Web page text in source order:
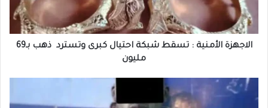
كبرى
وتسترد
ذهب
بـ69
الاجهزة الأمنية : تسقط شبكة احتيال كبرى وتسترد ذهب بـ69
مليون
الخرطوم
: